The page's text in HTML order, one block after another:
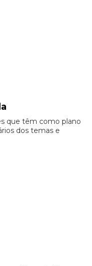
que têm como plano
dos temas e